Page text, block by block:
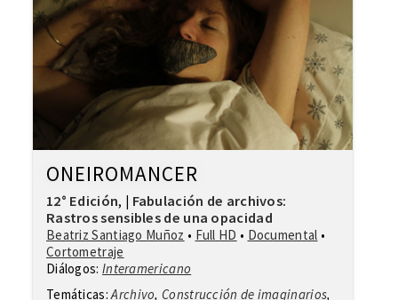
ONEIROMANCER
12° Edición, | Fabulación de archivos:
Rastros sensibles de una opacidad
Beatriz Santiago Muñoz • Full HD • Documental •
Cortometraje
Diálogos: Interamericano
Temáticas: Archivo,Construcción de imaginarios,